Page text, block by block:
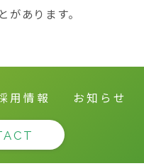
あります。
用情報 お知らせ